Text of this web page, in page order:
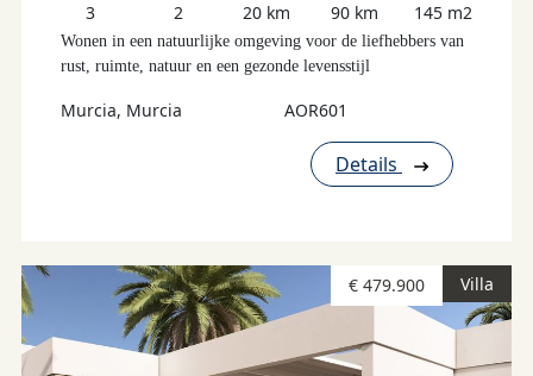
3 2 20 km 90 km 145 m2
Wonen in een natuurlijke omgeving voor de liefhebbers van
rust, ruimte, natuur en een gezonde levensstijl
Murcia, Murcia AOR601
Details
Villa
€ 479.900